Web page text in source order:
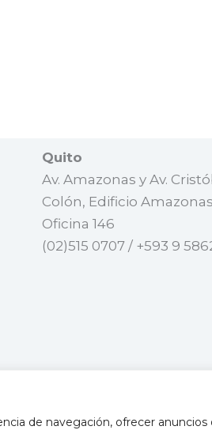
de navegación, ofrecer
Quito
Av. Amazonas y Av.
Colón, Edificio
Oficina 146
(02)515 0707 / +593 9
de